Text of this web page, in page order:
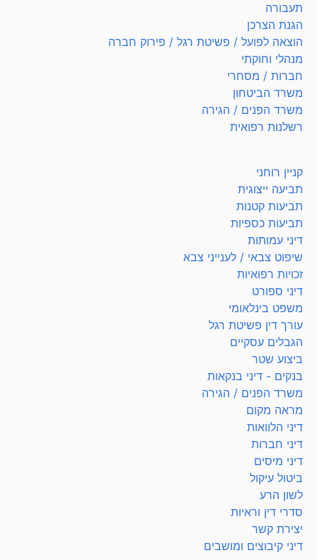
תעבורה
הגנת הצרכן
הוצאה לפועל / פשיטת רגל / פירוק חברה
מנהלי וחוקתי
חברות / מסחרי
משרד הביטחון
משרד הפנים / הגירה
רשלנות רפואית
קניין רוחני
תביעה ייצוגית
תביעות קטנות
תביעות כספיות
דיני עמותות
שיפוט צבאי / לענייני צבא
זכויות רפואיות
דיני ספורט
משפט בינלאומי
עורך דין פשיטת רגל
הגבלים עסקיים
ביצוע שטר
בנקים - דיני בנקאות
משרד הפנים / הגירה
מראה מקום
דיני הלוואות
דיני חברות
דיני מיסים
ביטול עיקול
לשון הרע
סדרי דין וראיות
יצירת קשר
דיני קיבוצים ומושבים